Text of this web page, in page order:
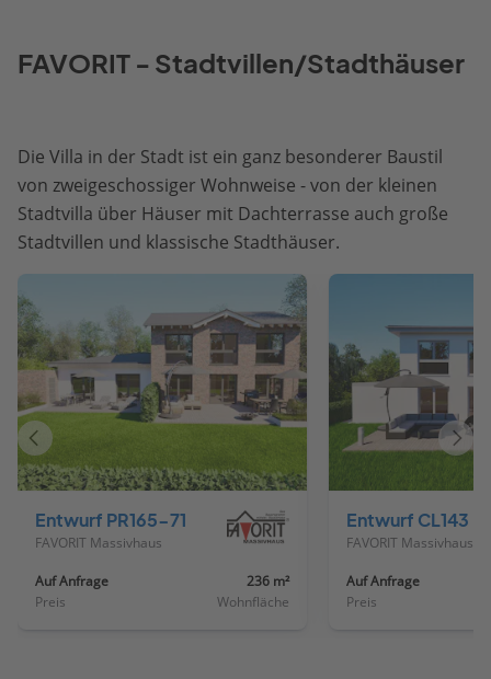
FAVORIT - Stadtvillen/Stadthäuser
Die Villa in der Stadt ist ein ganz besonderer Baustil
von zweigeschossiger Wohnweise - von der kleinen
Stadtvilla über Häuser mit Dachterrasse auch große
Stadtvillen und klassische Stadthäuser.
Entwurf PR165-71
FAVORIT Massivhaus
Auf Anfrage
Preis
236 m²
Wohnfläche
Entwurf CL143
FAVORIT Massivhaus
Auf Anfrage
Preis
Vorheriges
Haus